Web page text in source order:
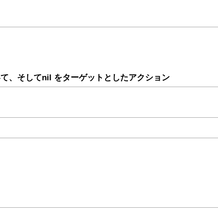
、そしてnil をターゲットとしたアクション